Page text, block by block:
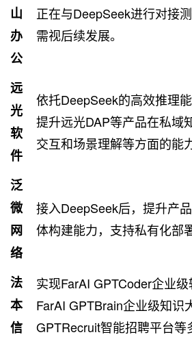
山
办
公
正在与DeepSeek进行对接
需视后续发展。
远
光
软
件
依托DeepSeek的高效推理
提升远光DAP等产品在私域
交互和场景理解等方面的能
泛
微
网
络
接入DeepSeek后，提升产
体构建能力，支持私有化部
法
本
信
实现FarAI GPTCoder企业级
FarAI GPTBrain企业级知识
GPTRecruit智能招聘平台等